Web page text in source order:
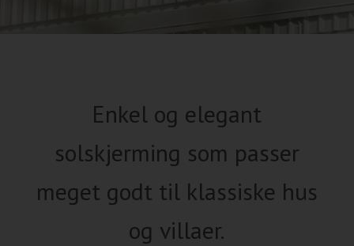
Enkel og elegant
solskjerming som passer
meget godt til klassiske hus
og villaer.